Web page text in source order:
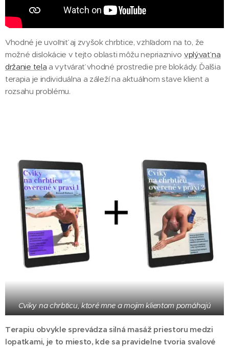
Vhodné je uvoľniť aj zvyšok chrbtice, vzhľadom na to, že
možné dislokácie v tejto oblasti môžu nepriaznivo vplývať na
držanie tela a vytvárať vhodné prostredie pre blokády. Ďalšia
terapia je individuálna a záleží na aktuálnom stave klient a
rozsahu problému.
Cviky na chrbticu, ktoré mne a mojim klientom pomáhajú
Terapiu obvykle sprevádza silná masáž priestoru medzi
lopatkami, je to miesto, kde sa pravidelne tvoria svalové